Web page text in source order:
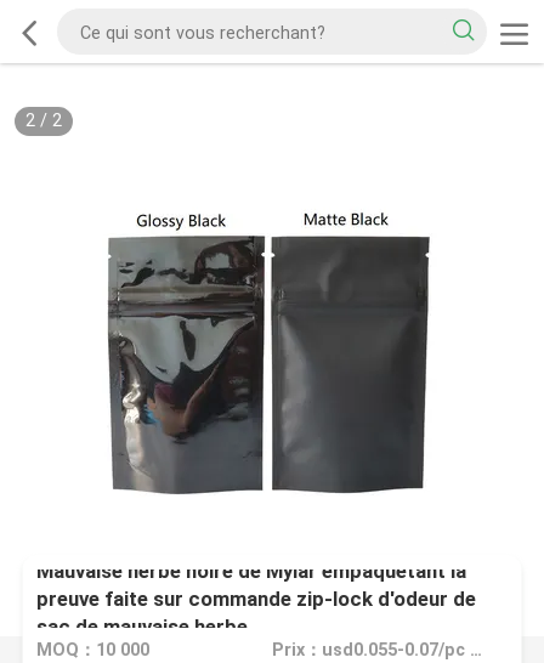
2/ 2
Mauvaise herbe noire de Mylar empaquetant la
preuve faite sur commande zip-lock d'odeur de
sac de mauvaise herbe
MOQ：10 000 Prix：usd0.055-0.07/pc FOB China